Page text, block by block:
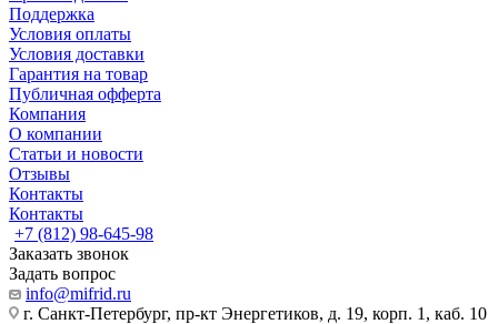
Поддержка
Условия оплаты
Условия доставки
Гарантия на товар
Публичная офферта
Компания
О компании
Статьи и новости
Отзывы
Контакты
Контакты
+7 (812) 98-645-98
Заказать звонок
Задать вопрос
info@mifrid.ru
г. Санкт-Петербург, пр-кт Энергетиков, д. 19, корп. 1, каб. 10